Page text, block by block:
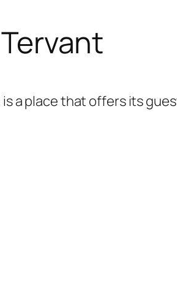
is a place that offers its